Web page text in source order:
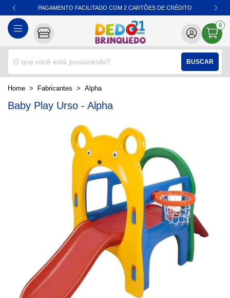
BUSCAR
0
PAGAMENTO FACILITADO COM 2 CARTÕES DE CRÉDITO
home Fabricantes alpha
Baby Play Urso - Alpha